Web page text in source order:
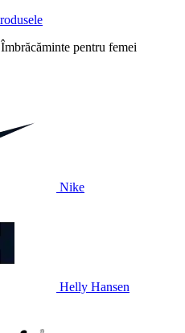
Îmbrăcăminte pentru femei
Nike
Helly Hansen